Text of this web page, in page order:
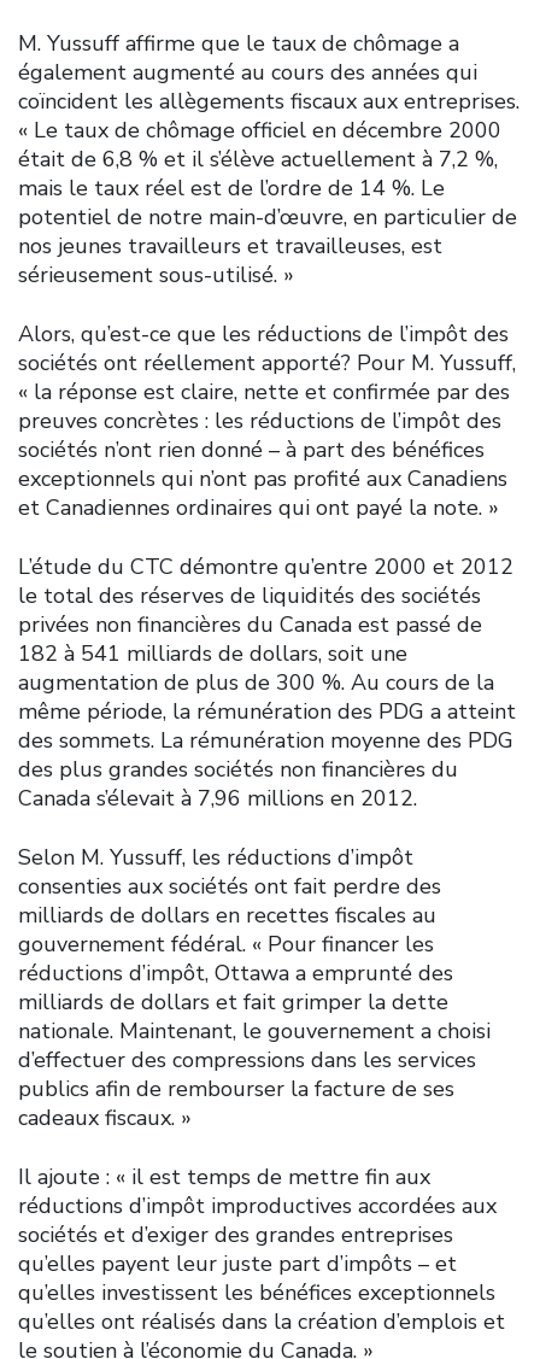
M. Yussuff affirme que le taux de chômage a
également augmenté au cours des années qui
coïncident les allègements fiscaux aux entreprises.
« Le taux de chômage officiel en décembre 2000
était de 6,8 % et il s’élève actuellement à 7,2 %,
mais le taux réel est de l’ordre de 14 %. Le
potentiel de notre main-d’œuvre, en particulier de
nos jeunes travailleurs et travailleuses, est
sérieusement sous-utilisé. »
Alors, qu’est-ce que les réductions de l’impôt des
sociétés ont réellement apporté? Pour M. Yussuff,
« la réponse est claire, nette et confirmée par des
preuves concrètes : les réductions de l’impôt des
sociétés n’ont rien donné – à part des bénéfices
exceptionnels qui n’ont pas profité aux Canadiens
et Canadiennes ordinaires qui ont payé la note. »
L’étude du CTC démontre qu’entre 2000 et 2012
le total des réserves de liquidités des sociétés
privées non financières du Canada est passé de
182 à 541 milliards de dollars, soit une
augmentation de plus de 300 %. Au cours de la
même période, la rémunération des PDG a atteint
des sommets. La rémunération moyenne des PDG
des plus grandes sociétés non financières du
Canada s’élevait à 7,96 millions en 2012.
Selon M. Yussuff, les réductions d’impôt
consenties aux sociétés ont fait perdre des
milliards de dollars en recettes fiscales au
gouvernement fédéral. « Pour financer les
réductions d’impôt, Ottawa a emprunté des
milliards de dollars et fait grimper la dette
nationale. Maintenant, le gouvernement a choisi
d’effectuer des compressions dans les services
publics afin de rembourser la facture de ses
cadeaux fiscaux. »
Il ajoute : « il est temps de mettre fin aux
réductions d’impôt improductives accordées aux
sociétés et d’exiger des grandes entreprises
qu’elles payent leur juste part d’impôts – et
qu’elles investissent les bénéfices exceptionnels
qu’elles ont réalisés dans la création d’emplois et
le soutien à l’économie du Canada. »